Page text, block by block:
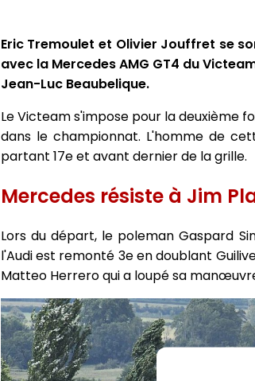
Eric Tremoulet et Olivier Jouffret se
avec la Mercedes AMG GT4 du
Jean-Luc Beaubelique.
Le Victeam s'impose pour la deuxième
dans le championnat. L'homme de
partant 17e et avant dernier de la grille.
Mercedes résiste à Jim
Lors du départ, le poleman Gaspard
l'Audi est remonté 3e en doublant
Matteo Herrero qui a loupé sa